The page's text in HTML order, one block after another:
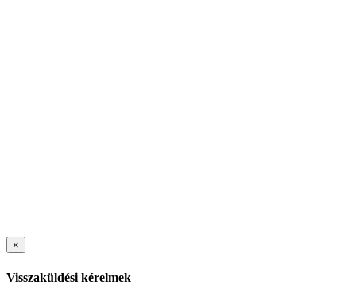
×
Visszaküldési kérelmek